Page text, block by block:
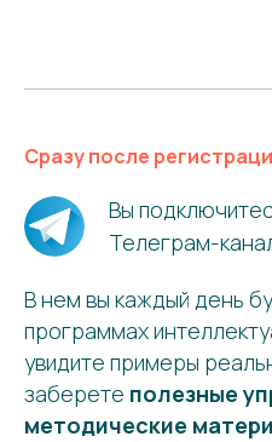
Сразу после
Вы
Телеграм-
В нем вы каждый день
программах
увидите примеры
заберете полезные
методические